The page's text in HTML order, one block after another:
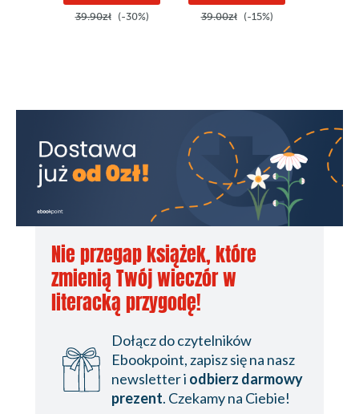
39.90zł (-30%) 39.00zł (-15%)
Nie przegap książek, które
zmienią Twój wieczór w
literacką przygodę!
Dołącz do czytelników
Ebookpoint, zapisz się na nasz
newsletter i odbierz darmowy
prezent. Czekamy na Ciebie!